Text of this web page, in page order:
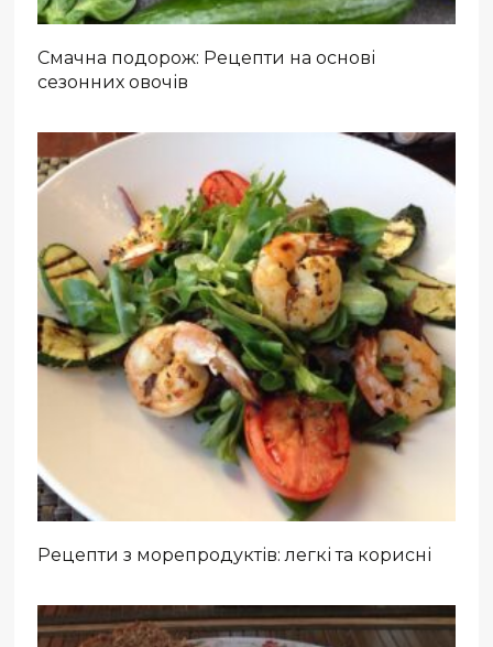
Смачна подорож: Рецепти на основі
сезонних овочів
Рецепти з морепродуктів: легкі та корисні